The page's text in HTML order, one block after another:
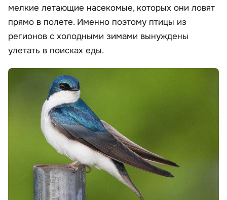
мелкие летающие насекомые, которых они ловят
прямо в полете. Именно поэтому птицы из
регионов с холодными зимами вынуждены
улетать в поисках еды.